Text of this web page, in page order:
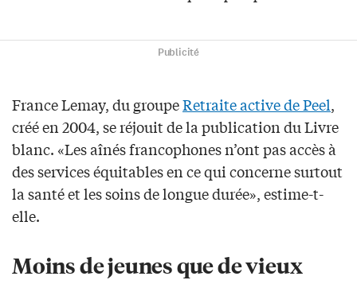
Publicité
France Lemay, du groupeRetraite active de Peel,
créé en 2004, se réjouit de la publication du Livre
blanc. «Les aînés francophones n’ont pas accès à
des services équitables en ce qui concerne surtout
la santé et les soins de longue durée», estime-t-
elle.
Moins de jeunes que de vieux